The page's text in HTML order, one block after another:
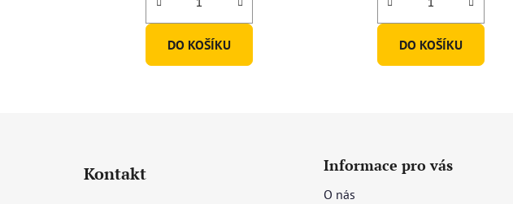
z
hvězdiček.
DO KOŠÍKU DO KOŠÍKU
Kontakt Informace pro vás
O nás